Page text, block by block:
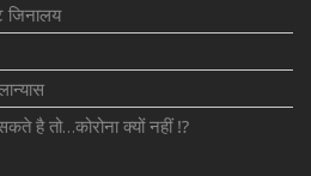
जिनालय
है तो…कोरोना क्यों नहीं ⁉️